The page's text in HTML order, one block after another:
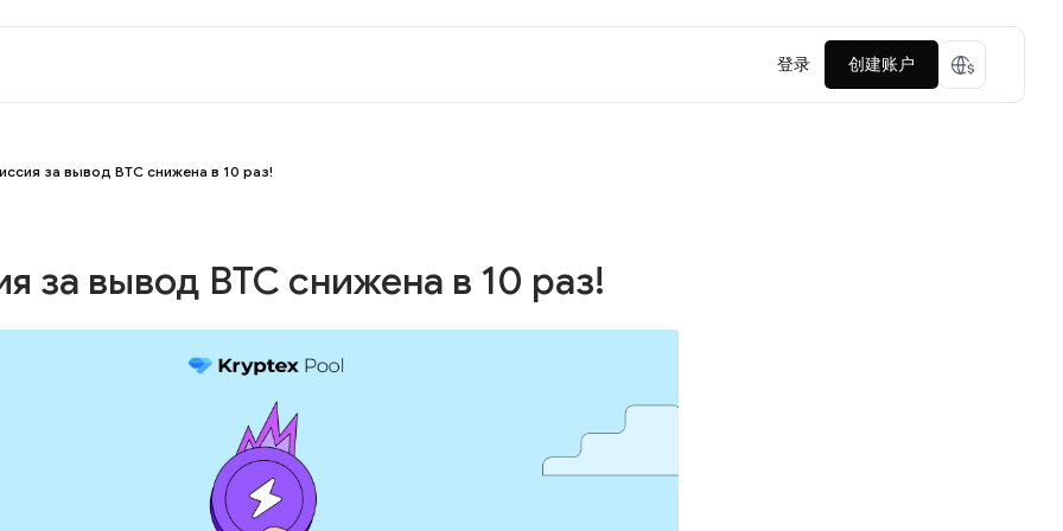
登录 创建账户
за вывод BTC снижена в 10 раз!
за вывод BTC снижена в 10 раз!